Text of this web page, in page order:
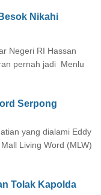
Nikahi
Negeri RI Hassan
pernah jadi Menlu
Serpong
yang dialami Eddy
Living Word (MLW)
Tolak Kapolda